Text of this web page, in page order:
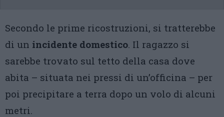
Secondo le prime ricostruzioni, si tratterebbe
di un incidente domestico. Il ragazzo si
sarebbe trovato sul tetto della casa dove
abita – situata nei pressi di un’officina – per
poi precipitare a terra dopo un volo di alcuni
metri.